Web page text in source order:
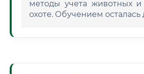
методы учета животных
охоте. Обучением осталась